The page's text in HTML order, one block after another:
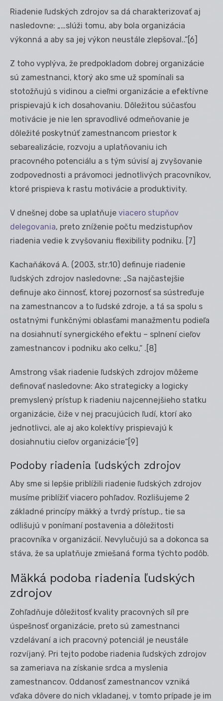
Riadenie ľudských zdrojov sa dá charakterizovať aj
nasledovne: „…slúži tomu, aby bola organizácia
výkonná a aby sa jej výkon neustále zlepšoval..“[6]
Z toho vyplýva, že predpokladom dobrej organizácie
sú zamestnanci, ktorý ako sme už spomínali sa
stotožňujú s vidinou a cieľmi organizácie a efektívne
prispievajú k ich dosahovaniu. Dôležitou súčasťou
motivácie je nie len spravodlivé odmeňovanie je
dôležité poskytnúť zamestnancom priestor k
sebarealizácie, rozvoju a uplatňovaniu ich
pracovného potenciálu a s tým súvisí aj zvyšovanie
zodpovednosti a právomoci jednotlivých pracovníkov,
ktoré prispieva k rastu motivácie a produktivity.
V dnešnej dobe sa uplatňuje viacero stupňov
delegovania, preto zníženie počtu medzistupňov
riadenia vedie k zvyšovaniu flexibility podniku. [7]
Kachaňáková A. (2003, str.10) definuje riadenie
ľudských zdrojov nasledovne: „Sa najčastejšie
definuje ako činnosť, ktorej pozornosť sa sústreďuje
na zamestnancov a to ľudské zdroje, a tá sa spolu s
ostatnými funkčnými oblasťami manažmentu podieľa
na dosiahnutí synergického efektu – splnení cieľov
zamestnancov i podniku ako celku,“ . [8]
Amstrong však riadenie ľudských zdrojov môžeme
definovať nasledovne: Ako strategicky a logicky
premyslený prístup k riadeniu najcennejšieho statku
organizácie, čiže v nej pracujúcich ľudí, ktorí ako
jednotlivci, ale aj ako kolektívy prispievajú k
dosiahnutiu cieľov organizácie“[9]
Podoby riadenia ľudských zdrojov
Aby sme si lepšie priblížili riadenie ľudských zdrojov
musíme priblížiť viacero pohľadov. Rozlišujeme 2
základné princípy mäkký a tvrdý prístup., tie sa
odlišujú v ponímaní postavenia a dôležitosti
pracovníka v organizácií. Nevylučujú sa a dokonca sa
stáva, že sa uplatňuje zmiešaná forma týchto podôb.
Mäkká podoba riadenia ľudských
zdrojov
Zohľadňuje dôležitosť kvality pracovných síl pre
úspešnosť organizácie, preto sú zamestnanci
vzdelávaní a ich pracovný potenciál je neustále
rozvíjaný. Pri tejto podobe riadenia ľudských zdrojov
sa zameriava na získanie srdca a myslenia
zamestnancov. Oddanosť zamestnancov vzniká
vďaka dôvere do nich vkladanej, v tomto prípade je im